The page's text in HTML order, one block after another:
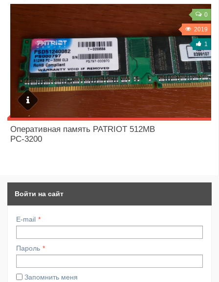
0
2019
1
Оперативная память PATRIOT 512MB
PC-3200
Войти на сайт
E-mail
Пароль
Запомнить меня